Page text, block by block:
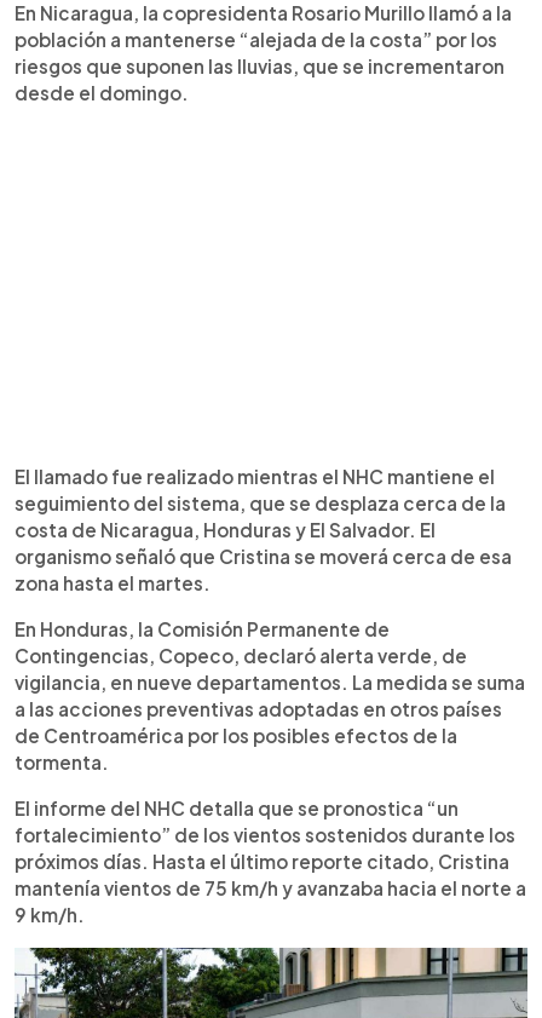
En Nicaragua, la copresidenta Rosario Murillo llamó a la
población a mantenerse “alejada de la costa” por los
riesgos que suponen las lluvias, que se incrementaron
desde el domingo.
El llamado fue realizado mientras el NHC mantiene el
seguimiento del sistema, que se desplaza cerca de la
costa de Nicaragua, Honduras y El Salvador. El
organismo señaló que Cristina se moverá cerca de esa
zona hasta el martes.
En Honduras, la Comisión Permanente de
Contingencias, Copeco, declaró alerta verde, de
vigilancia, en nueve departamentos. La medida se suma
a las acciones preventivas adoptadas en otros países
de Centroamérica por los posibles efectos de la
tormenta.
El informe del NHC detalla que se pronostica “un
fortalecimiento” de los vientos sostenidos durante los
próximos días. Hasta el último reporte citado, Cristina
mantenía vientos de 75 km/h y avanzaba hacia el norte a
9 km/h.